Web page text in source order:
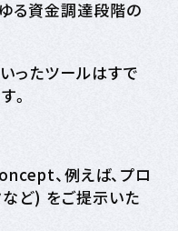
る資金調達段階の
ったツールはすで
。
、例えば、プロ
など) をご提示いた